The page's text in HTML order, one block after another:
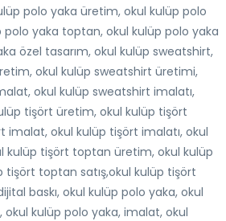
polo yaka üretim, okul kulüp polo
yaka toptan, okul kulüp polo yaka
özel tasarım, okul kulüp sweatshirt,
okul kulüp sweatshirt üretimi,
okul kulüp sweatshirt imalatı,
tişört üretim, okul kulüp tişört
imalat, okul kulüp tişört imalatı, okul
kulüp tişört toptan üretim, okul kulüp
toptan satış,okul kulüp tişört
baskı, okul kulüp polo yaka, okul
kulüp polo yaka, imalat, okul